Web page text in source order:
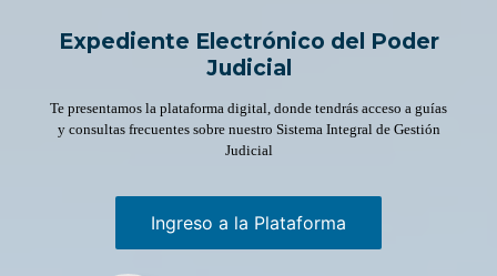
Expediente Electrónico del Poder
Judicial
Te presentamos la plataforma digital, donde tendrás acceso a guías
y consultas frecuentes sobre nuestro Sistema Integral de Gestión
Judicial
Ingreso a la Plataforma